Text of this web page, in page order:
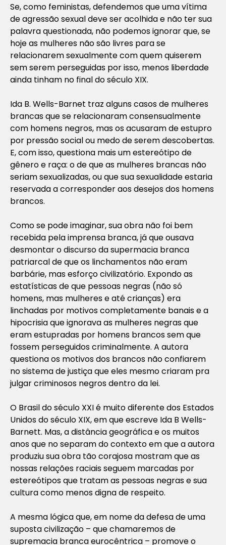
Se, como feministas, defendemos que uma vítima
de agressão sexual deve ser acolhida e não ter sua
palavra questionada, não podemos ignorar que, se
hoje as mulheres não são livres para se
relacionarem sexualmente com quem quiserem
sem serem perseguidas por isso, menos liberdade
ainda tinham no final do século XIX.
Ida B. Wells-Barnet traz alguns casos de mulheres
brancas que se relacionaram consensualmente
com homens negros, mas os acusaram de estupro
por pressão social ou medo de serem descobertas.
E, com isso, questiona mais um estereótipo de
gênero e raça: o de que as mulheres brancas não
seriam sexualizadas, ou que sua sexualidade estaria
reservada a corresponder aos desejos dos homens
brancos.
Como se pode imaginar, sua obra não foi bem
recebida pela imprensa branca, já que ousava
desmontar o discurso da supermacia branca
patriarcal de que os linchamentos não eram
barbárie, mas esforço civilizatório. Expondo as
estatísticas de que pessoas negras (não só
homens, mas mulheres e até crianças) era
linchadas por motivos completamente banais e a
hipocrisia que ignorava as mulheres negras que
eram estupradas por homens brancos sem que
fossem perseguidos criminalmente. A autora
questiona os motivos dos brancos não confiarem
no sistema de justiça que eles mesmo criaram pra
julgar criminosos negros dentro da lei.
O Brasil do século XXI é muito diferente dos Estados
Unidos do século XIX, em que escreve Ida B Wells-
Barnett. Mas, a distância geográfica e os muitos
anos que no separam do contexto em que a autora
produziu sua obra tão corajosa mostram que as
nossas relações raciais seguem marcadas por
estereótipos que tratam as pessoas negras e sua
cultura como menos digna de respeito.
A mesma lógica que, em nome da defesa de uma
suposta civilização – que chamaremos de
supremacia branca eurocêntrica – promove o